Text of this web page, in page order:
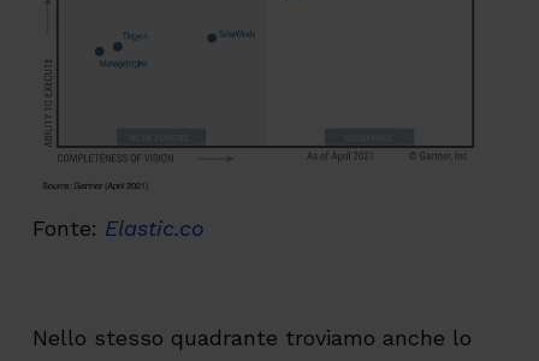
Fonte: Elastic.co
Nello stesso quadrante troviamo anche lo